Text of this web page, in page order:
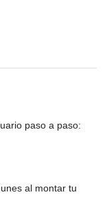
paso a paso:
al montar tu